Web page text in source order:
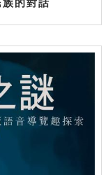
的對話